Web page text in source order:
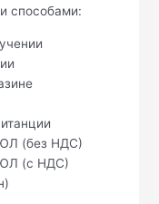
способами:
(без НДС)
ЮЛ (с НДС)